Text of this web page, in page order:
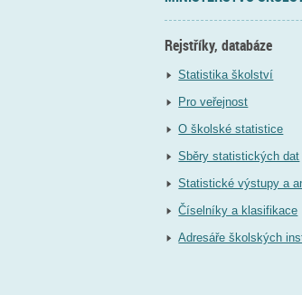
Rejstříky, databáze
Statistika školství
Pro veřejnost
O školské statistice
Sběry statistických dat
Statistické výstupy a
Číselníky a klasifikace
Adresáře školských